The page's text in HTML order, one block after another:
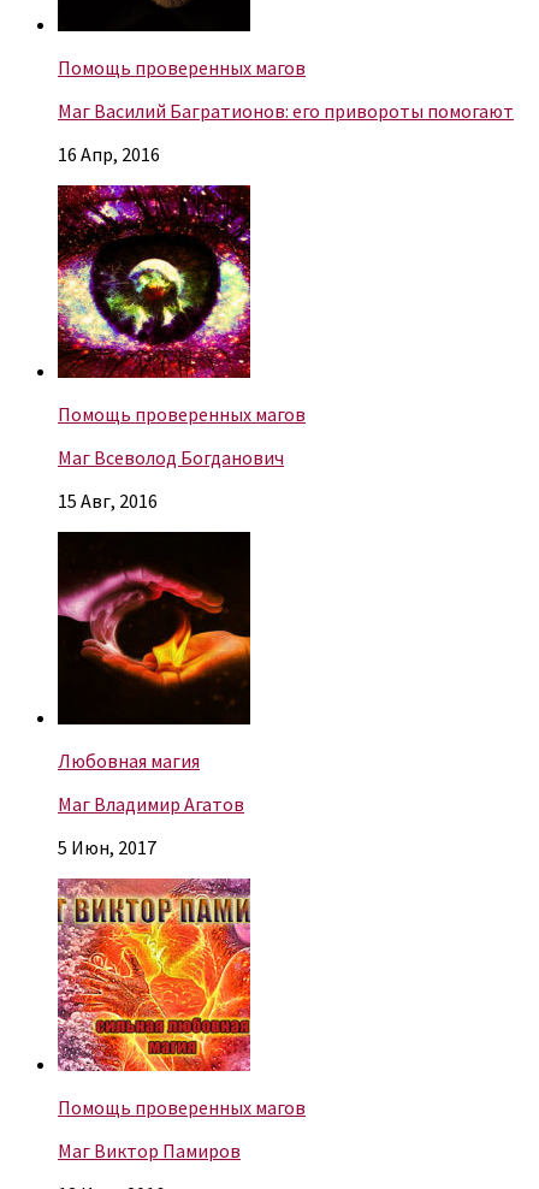
Помощь проверенных магов
Маг Василий Багратионов: его привороты помогают
16 Апр, 2016
Помощь проверенных магов
Маг Всеволод Богданович
15 Авг, 2016
Любовная магия
Маг Владимир Агатов
5 Июн, 2017
Помощь проверенных магов
Маг Виктор Памиров